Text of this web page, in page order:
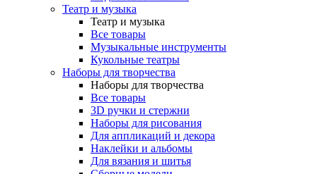
Театр и музыка
Театр и музыка
Все товары
Музыкальные инструменты
Кукольные театры
Наборы для творчества
Наборы для творчества
Все товары
3D ручки и стержни
Наборы для рисования
Для аппликаций и декора
Наклейки и альбомы
Для вязания и шитья